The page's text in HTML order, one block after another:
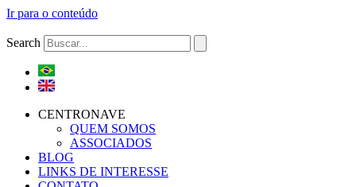
Ir para o conteúdo
Search
CENTRONAVE
QUEM SOMOS
ASSOCIADOS
BLOG
LINKS DE INTERESSE